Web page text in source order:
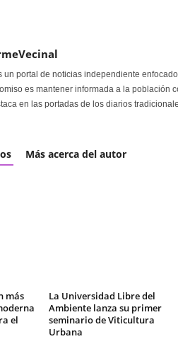
un portal de noticias independiente
es mantener informada a la población
en las portadas de los diarios
Más acerca del autor
más
el
La Universidad Libre del
Ambiente lanza su primer
seminario de Viticultura
Urbana